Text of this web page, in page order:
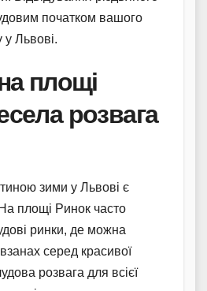
початком вашого
у Львові.
площі
розвага
зими у Львові є
площі Ринок часто
ринки, де можна
серед красивої
розвага для всієї